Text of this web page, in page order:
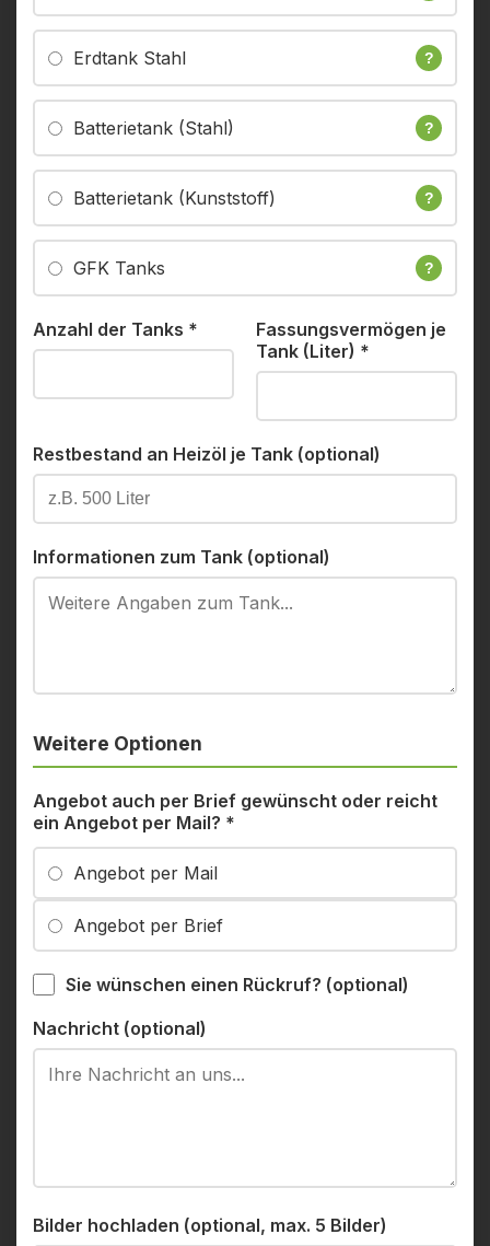
Erdtank Stahl ?
Batterietank (Stahl) ?
Batterietank (Kunststoff) ?
GFK Tanks ?
Anzahl der Tanks *
Fassungsvermögen je
Tank (Liter) *
Restbestand an Heizöl je Tank (optional)
Informationen zum Tank (optional)
Weitere Optionen
Angebot auch per Brief gewünscht oder reicht
ein Angebot per Mail? *
Angebot per Mail
Angebot per Brief
Sie wünschen einen Rückruf? (optional)
Nachricht (optional)
Bilder hochladen (optional, max. 5 Bilder)